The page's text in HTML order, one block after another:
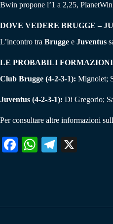
Bwin propone l’1 a 2,25,
DOVE VEDERE BRUGGE –
L’incontro tra Brugge e Juventus
LE PROBABILI FORMAZIONI
Club Brugge (4-2-3-1): Mignolet;
Juventus (4-2-3-1): Di Gregorio;
Per consultare altre informazioni
Fa W
pp
Te
m